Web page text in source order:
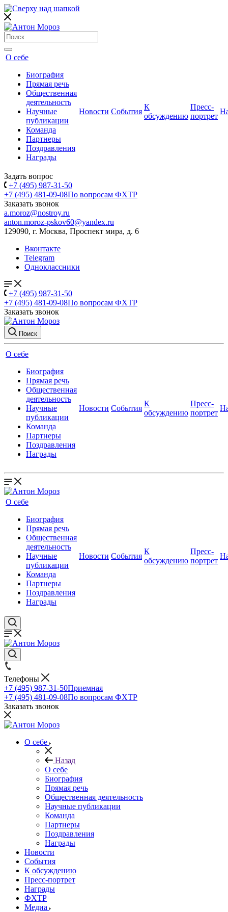
О себе
Биография
Прямая речь
Общественная
деятельность
Научные
публикации
Команда
Партнеры
Поздравления
Награды
Новости События
К
обсуждению
Пресс-
портрет
Задать вопрос
+7 (495) 987-31-50
+7 (495) 481-09-08По вопросам ФХТР
Заказать звонок
a.moroz@nostroy.ru
anton.moroz-pskov60@yandex.ru
129090, г. Москва, Проспект мира, д. 6
Вконтакте
Telegram
Одноклассники
+7 (495) 987-31-50
+7 (495) 481-09-08По вопросам ФХТР
Заказать звонок
Поиск
О себе
Биография
Прямая речь
Общественная
деятельность
Научные
публикации
Команда
Партнеры
Поздравления
Награды
Новости События
К
обсуждению
Пресс-
портрет
О себе
Биография
Прямая речь
Общественная
деятельность
Научные
публикации
Команда
Партнеры
Поздравления
Награды
Новости События
К
обсуждению
Пресс-
портрет
Телефоны
+7 (495) 987-31-50Приемная
+7 (495) 481-09-08По вопросам ФХТР
Заказать звонок
О себе
Назад
О себе
Биография
Прямая речь
Общественная деятельность
Научные публикации
Команда
Партнеры
Поздравления
Награды
Новости
События
К обсуждению
Пресс-портрет
Награды
ФХТР
Медиа